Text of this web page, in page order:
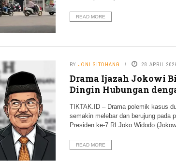
READ MORE
BY JONI SITOHANG 28 APRIL
Drama Ijazah Jokowi
Dingin Hubungan
TIKTAK.ID – Drama polemik kasus
semakin melebar dan berujung pada
Presiden ke-7 RI Joko Widodo
READ MORE